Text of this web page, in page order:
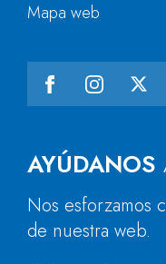
AYÚDANOS
Nos esforzamos
de nuestra web.
Mapa web